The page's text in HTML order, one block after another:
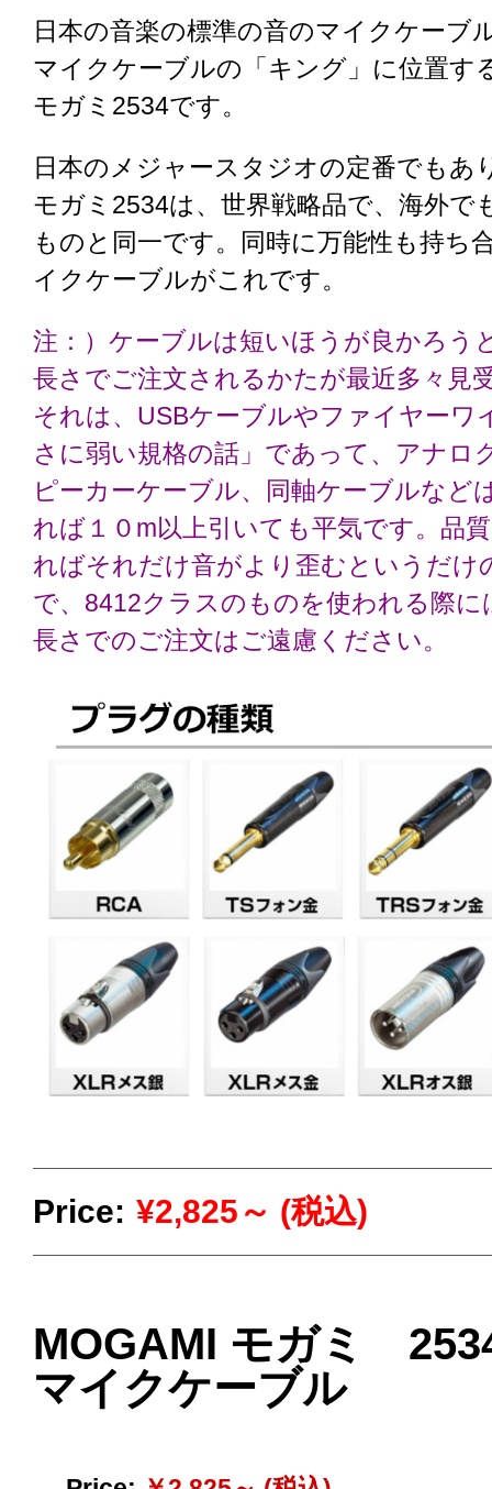
日本の音楽の標準の音のマイクケーブ
マイクケーブルの「キング」に位置す
モガミ2534です。
日本のメジャースタジオの定番でもあ
モガミ2534は、世界戦略品で、海外で
ものと同一です。同時に万能性も持ち
イクケーブルがこれです。
注：）ケーブルは短いほうが良かろう
長さでご注文されるかたが最近多々見
それは、USBケーブルやファイヤーワ
さに弱い規格の話」であって、アナロ
ピーカーケーブル、同軸ケーブルなど
れば１０m以上引いても平気です。品
ればそれだけ音がより歪むというだけ
で、8412クラスのものを使われる際
長さでのご注文はご遠慮ください。
Price: ¥2,825～ (税込)
MOGAMI モガミ
マイクケーブル